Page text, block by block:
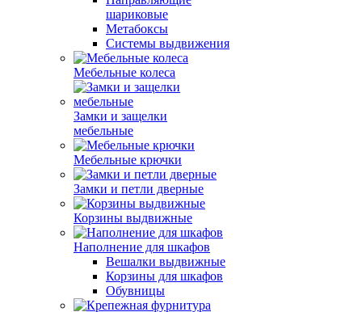
шариковые
Метабоксы
Системы выдвижения
Мебельные колеса
Замки и защелки
мебельные
Мебельные крючки
Замки и петли дверные
Корзины выдвижные
Наполнение для шкафов
Вешалки выдвижные
Корзины для шкафов
Обувницы